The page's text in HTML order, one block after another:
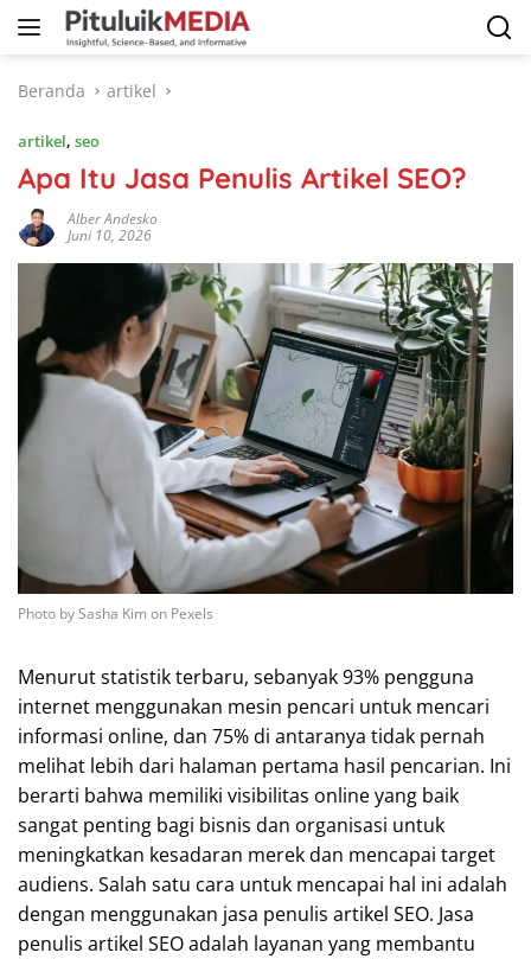
Langsung
Beranda
artikel
artikel, seo
Apa Itu Jasa Penulis Artikel SEO?
Alber Andesko
Juni 10, 2026
Photo by Sasha Kim on Pexels
Menurut statistik terbaru, sebanyak 93% pengguna
internet menggunakan mesin pencari untuk mencari
informasi online, dan 75% di antaranya tidak pernah
melihat lebih dari halaman pertama hasil pencarian. Ini
berarti bahwa memiliki visibilitas online yang baik
sangat penting bagi bisnis dan organisasi untuk
meningkatkan kesadaran merek dan mencapai target
audiens. Salah satu cara untuk mencapai hal ini adalah
dengan menggunakan jasa penulis artikel SEO. Jasa
penulis artikel SEO adalah layanan yang membantu